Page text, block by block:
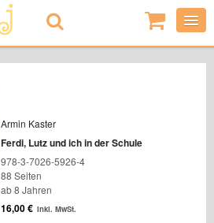
0
Artikel
-
Armin Kaster
Ferdi, Lutz und ich in der Schule
978-3-7026-5926-4
88 Seiten
ab 8 Jahren
16,00€ inkl. MwSt.